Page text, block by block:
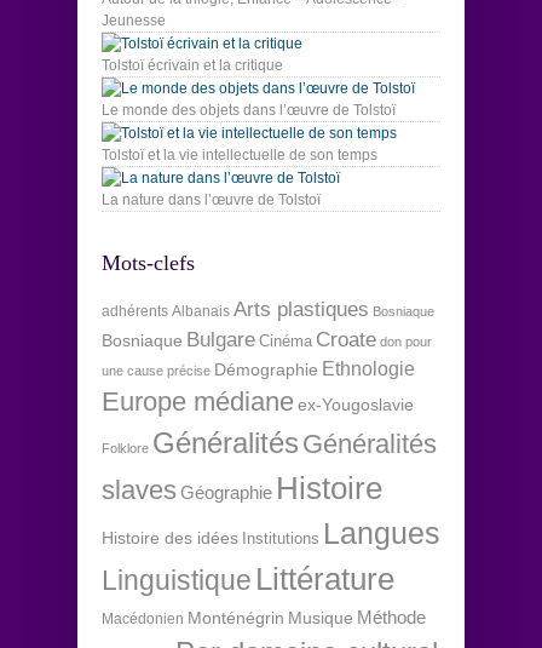
Jeunesse
Tolstoï écrivain et la critique
Le monde des objets dans l’œuvre de Tolstoï
Tolstoï et la vie intellectuelle de son temps
La nature dans l’œuvre de Tolstoï
Mots-clefs
adhérents Albanais Arts plastiques Bosniaque
Bosniaque Bulgare Cinéma Croate don pour
une cause précise Démographie Ethnologie
Europe médianeex-Yougoslavie
Folklore Généralités Généralités
slaves Géographie Histoire
Histoire des idées Institutions Langues
Linguistique Littérature
Macédonien Monténégrin Musique Méthode